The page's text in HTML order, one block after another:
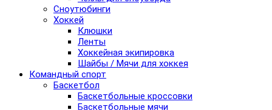
Сноутюбинги
Хоккей
Клюшки
Ленты
Хоккейная экипировка
Шайбы / Мячи для хоккея
Командный спорт
Баскетбол
Баскетбольные кроссовки
Баскетбольные мячи